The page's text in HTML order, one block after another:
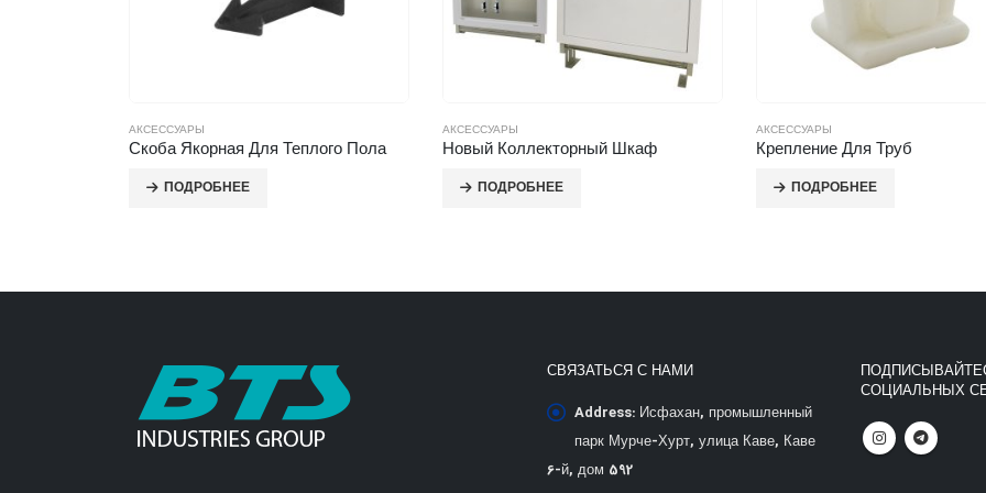
АКСЕССУАРЫ
Новый Коллекторный Шкаф
ПОДРОБНЕЕ
АКСЕССУАРЫ
Крепление Для Труб
ПОДРОБНЕЕ
АКСЕССУАРЫ
ПОДРОБНЕЕ
СВЯЗАТЬСЯ С НАМИ
Address: Исфахан, промышленный
парк Мурче-Хурт, улица Каве, Каве
6-й, дом 592
СОЦИАЛЬНЫХ